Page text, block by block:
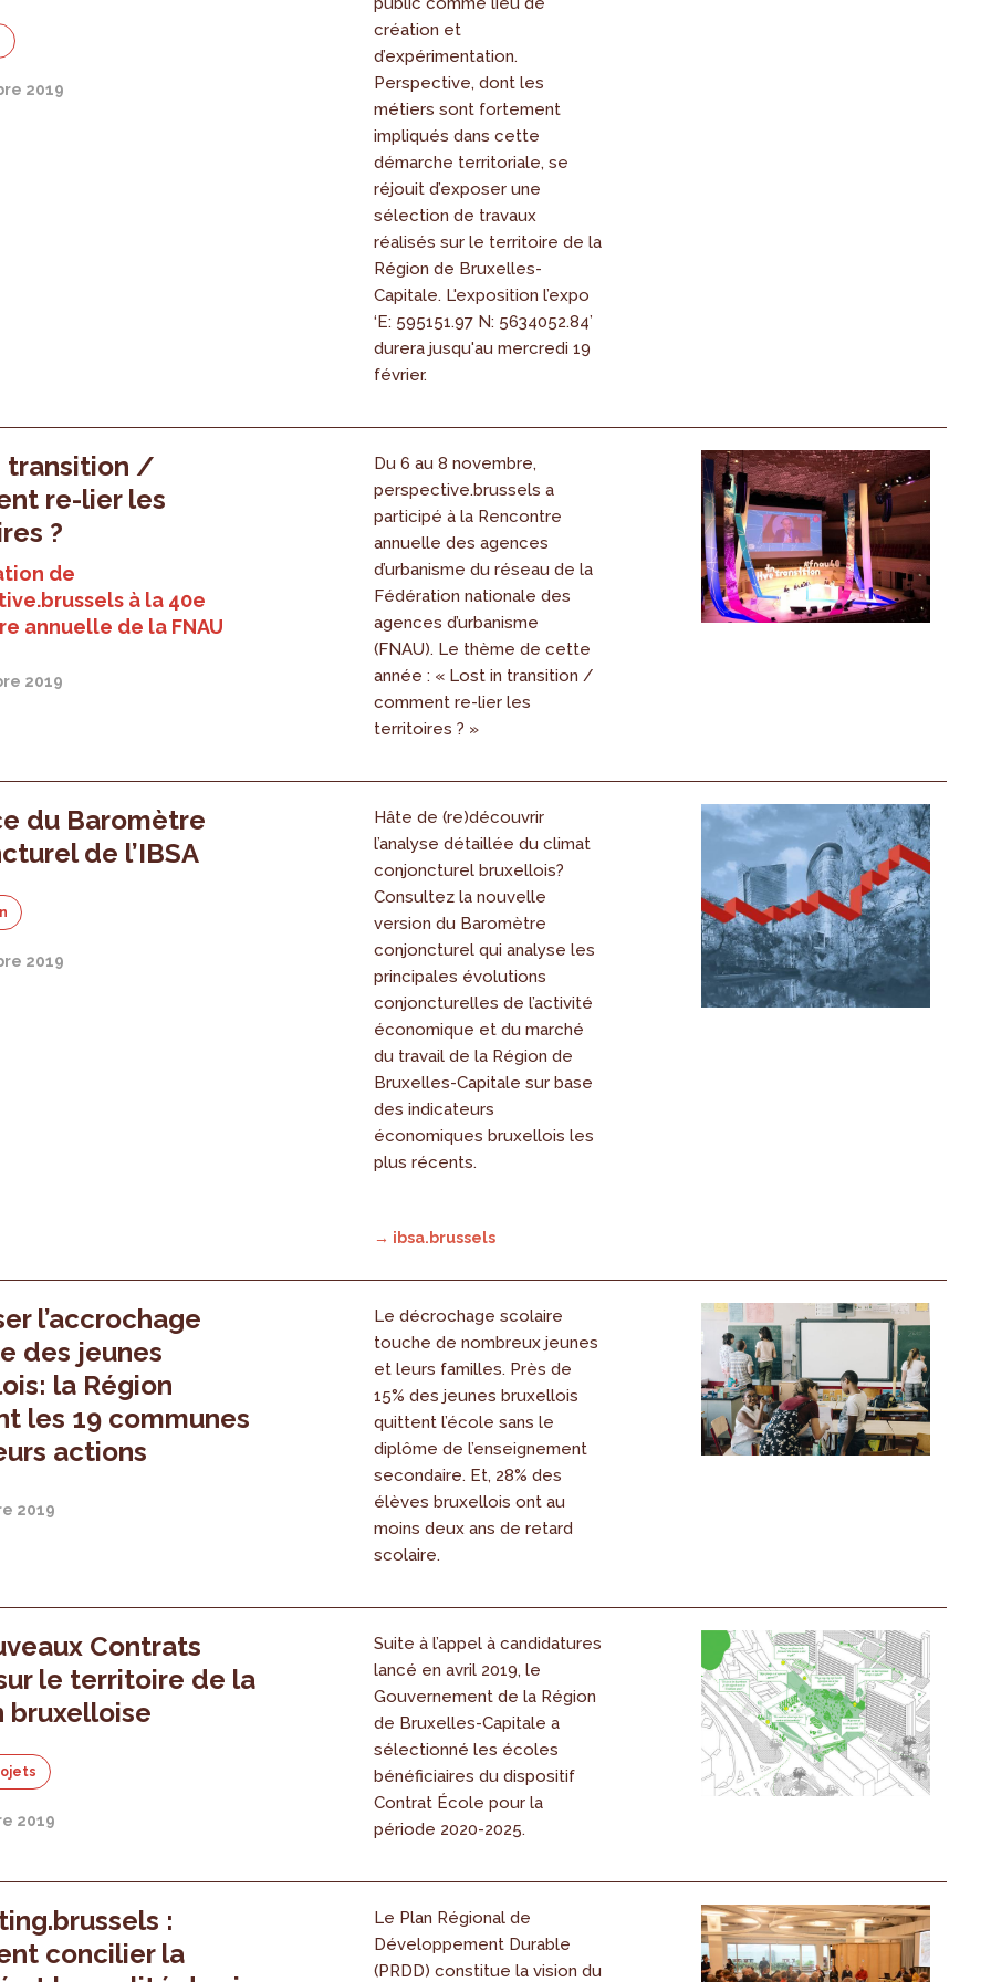
2019
création et
d’expérimentation.
Perspective, dont les
métiers sont fortement
impliqués dans cette
démarche territoriale, se
réjouit d’exposer une
sélection de travaux
réalisés sur le territoire de la
Région de Bruxelles-
Capitale. L'exposition l’expo
‘E: 595151.97 N: 5634052.84’
durera jusqu'au mercredi 19
février.
transition /
re-lier les
?
de
à la 40e
annuelle de la FNAU
2019
Du 6 au 8 novembre,
perspective.brussels a
participé à la Rencontre
annuelle des agences
d’urbanisme du réseau de la
Fédération nationale des
agences d’urbanisme
(FNAU). Le thème de cette
année : « Lost in transition /
comment re-lier les
territoires ? »
du Baromètre
de l’IBSA
2019
Hâte de (re)découvrir
l’analyse détaillée du climat
conjoncturel bruxellois?
Consultez la nouvelle
version du Baromètre
conjoncturel qui analyse les
principales évolutions
conjoncturelles de l’activité
économique et du marché
du travail de la Région de
Bruxelles-Capitale sur base
des indicateurs
économiques bruxellois les
plus récents.
→ ibsa.brussels
l’accrochage
des jeunes
la Région
les 19 communes
actions
2019
Le décrochage scolaire
touche de nombreux jeunes
et leurs familles. Près de
15% des jeunes bruxellois
quittent l’école sans le
diplôme de l’enseignement
secondaire. Et, 28% des
élèves bruxellois ont au
moins deux ans de retard
scolaire.
Contrats
le territoire de la
bruxelloise
2019
Suite à l’appel à candidatures
lancé en avril 2019, le
Gouvernement de la Région
de Bruxelles-Capitale a
sélectionné les écoles
bénéficiaires du dispositif
Contrat École pour la
période 2020-2025.
:
concilier la
Le Plan Régional de
Développement Durable
(PRDD) constitue la vision du